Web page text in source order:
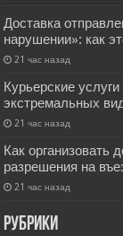
Доставка
нарушении»: как
21 час назад
Курьерские
экстремальных
21 час назад
Как организовать
разрешения на
21 час назад
РУбрики